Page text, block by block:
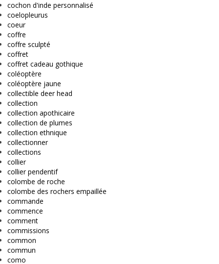
cochon d'inde personnalisé
coelopleurus
coeur
coffre
coffre sculpté
coffret
coffret cadeau gothique
coléoptère
coléoptère jaune
collectible deer head
collection
collection apothicaire
collection de plumes
collection ethnique
collectionner
collections
collier
collier pendentif
colombe de roche
colombe des rochers empaillée
commande
commence
comment
commissions
common
commun
como